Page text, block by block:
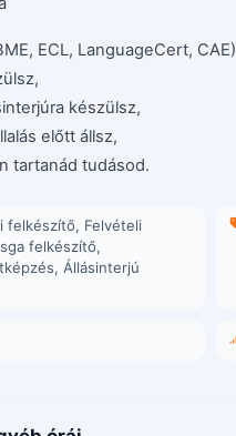
ECL, LanguageCert,
készülsz,
előtt állsz,
tartanád tudásod.
felkészítő, Felvételi
felkészítő,
, Állásinterjú